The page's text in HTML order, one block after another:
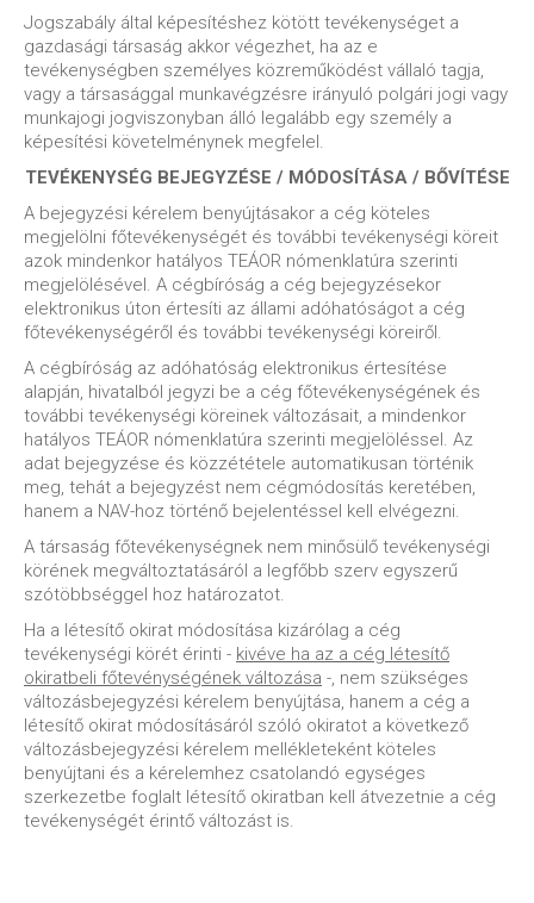
Jogszabály által képesítéshez kötött tevékenységet a
gazdasági társaság akkor végezhet, ha az e
tevékenységben személyes közreműködést vállaló tagja,
vagy a társasággal munkavégzésre irányuló polgári jogi vagy
munkajogi jogviszonyban álló legalább egy személy a
képesítési követelménynek megfelel.
TEVÉKENYSÉG BEJEGYZÉSE / MÓDOSÍTÁSA / BŐVÍTÉSE
A bejegyzési kérelem benyújtásakor a cég köteles
megjelölni főtevékenységét és további tevékenységi köreit
azok mindenkor hatályos TEÁOR nómenklatúra szerinti
megjelölésével. A cégbíróság a cég bejegyzésekor
elektronikus úton értesíti az állami adóhatóságot a cég
főtevékenységéről és további tevékenységi köreiről.
A cégbíróság az adóhatóság elektronikus értesítése
alapján, hivatalból jegyzi be a cég főtevékenységének és
további tevékenységi köreinek változásait, a mindenkor
hatályos TEÁOR nómenklatúra szerinti megjelöléssel. Az
adat bejegyzése és közzététele automatikusan történik
meg, tehát a bejegyzést nem cégmódosítás keretében,
hanem a NAV-hoz történő bejelentéssel kell elvégezni.
A társaság főtevékenységnek nem minősülő tevékenységi
körének megváltoztatásáról a legfőbb szerv egyszerű
szótöbbséggel hoz határozatot.
Ha a létesítő okirat módosítása kizárólag a cég
tevékenységi körét érinti - kivéve ha az a cég létesítő
okiratbeli főtevénységének változása -, nem szükséges
változásbejegyzési kérelem benyújtása, hanem a cég a
létesítő okirat módosításáról szóló okiratot a következő
változásbejegyzési kérelem mellékleteként köteles
benyújtani és a kérelemhez csatolandó egységes
szerkezetbe foglalt létesítő okiratban kell átvezetnie a cég
tevékenységét érintő változást is.